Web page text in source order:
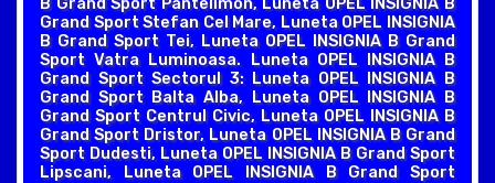
Grand Sport Stefan Cel Mare, Luneta OPEL INSIGNIA
B Grand Sport Tei, Luneta OPEL INSIGNIA B Grand
Sport Vatra Luminoasa. Luneta OPEL INSIGNIA B
Grand Sport Sectorul 3: Luneta OPEL INSIGNIA B
Grand Sport Balta Alba, Luneta OPEL INSIGNIA B
Grand Sport Centrul Civic, Luneta OPEL INSIGNIA B
Grand Sport Dristor, Luneta OPEL INSIGNIA B Grand
Sport Dudesti, Luneta OPEL INSIGNIA B Grand Sport
Lipscani, Luneta OPEL INSIGNIA B Grand Sport